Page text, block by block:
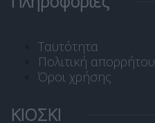
Ταυτότητα
Πολιτική απορρήτου
Όροι χρήσης
ΚΙΟΣΚΙ